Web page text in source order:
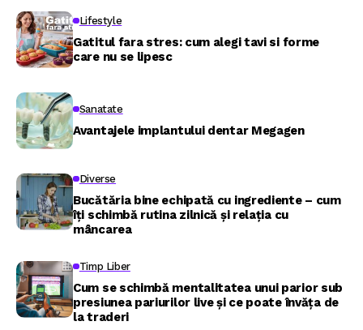
Lifestyle
Gatitul fara stres: cum alegi tavi si forme
care nu se lipesc
Sanatate
Avantajele implantului dentar Megagen
Diverse
Bucătăria bine echipată cu ingrediente – cum
îți schimbă rutina zilnică și relația cu
mâncarea
Timp Liber
Cum se schimbă mentalitatea unui parior sub
presiunea pariurilor live și ce poate învăța de
la traderi